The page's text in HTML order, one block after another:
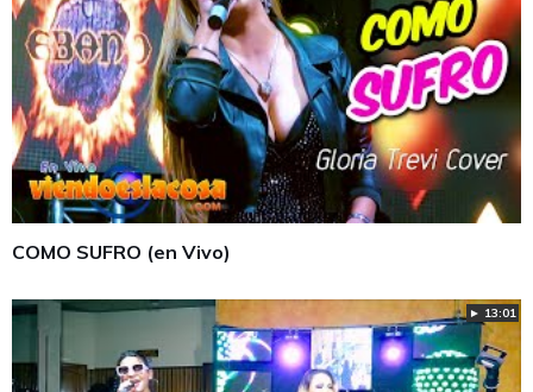
COMO SUFRO (en Vivo)
► 13:01